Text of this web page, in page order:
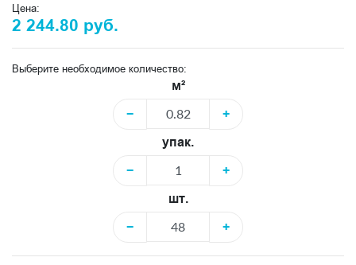
Цена:
2 244.80 руб.
Выберите необходимое количество:
м²
−
+
упак.
−
+
шт.
−
+